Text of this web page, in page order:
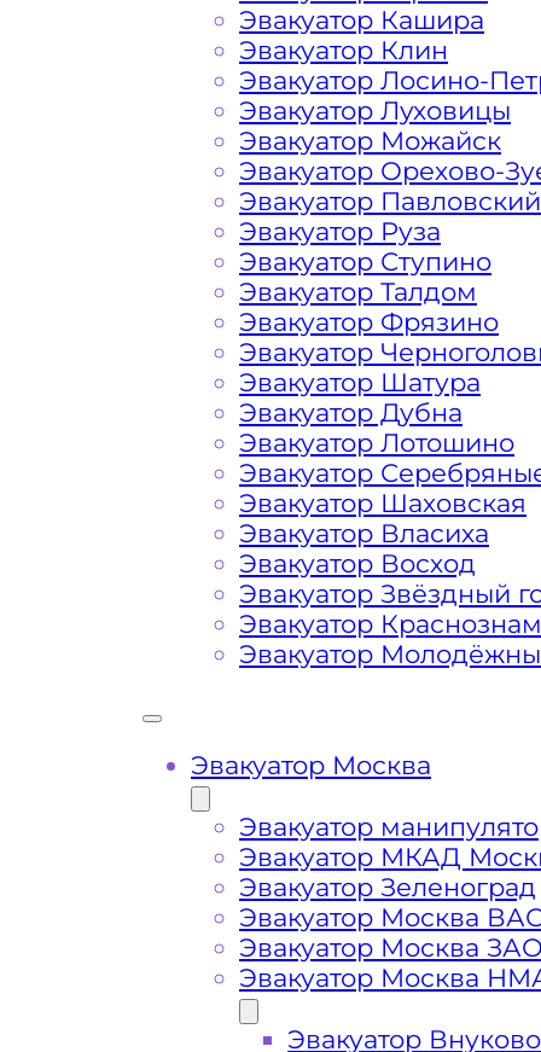
Чертаново Северное
Расчет стоимости эвакуатора за
Северного, в каждом конкретном
фирма всегда готова порадовать
автомобилистов и Гостей Столицы.
На стоимость эвакуации
Габариты, вес и тип
Заказанный эвакуатор
платформой
Маршрут от места вызова
района Москвы Чертаново
Затрудняющие факторы –
Сложная эвакуация при аварии,
Буксировка автомобиля из
Эвакуатор Кашира
Эвакуатор Клин
Эвакуатор Лосино-
Эвакуатор Луховицы
Эвакуатор Можайск
Эвакуатор Орехово-
Эвакуатор
Эвакуатор Руза
Эвакуатор Ступино
Эвакуатор Талдом
Эвакуатор Фрязино
Эвакуатор
Эвакуатор Шатура
Эвакуатор Дубна
Эвакуатор Лотошино
Эвакуатор
Эвакуатор Шаховская
Эвакуатор Власиха
Эвакуатор Восход
Эвакуатор Звёздный
Эвакуатор
Эвакуатор
Эвакуатор Москва
Эвакуатор
Эвакуатор МКАД
Эвакуатор Зеленоград
Эвакуатор Москва
Эвакуатор Москва
Эвакуатор Москва
Эвакуатор Внуково